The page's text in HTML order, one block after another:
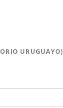
URUGUAYO)